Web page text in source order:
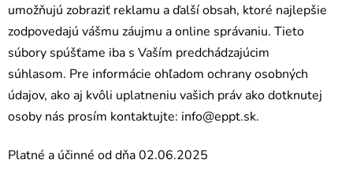
umožňujú zobraziť reklamu a ďalší obsah, ktoré najlepšie
zodpovedajú vášmu záujmu a online správaniu. Tieto
súbory spúšťame iba s Vaším predchádzajúcim
súhlasom. Pre informácie ohľadom ochrany osobných
údajov, ako aj kvôli uplatneniu vašich práv ako dotknutej
osoby nás prosím kontaktujte: info@eppt.sk.
Platné a účinné od dňa 02.06.2025